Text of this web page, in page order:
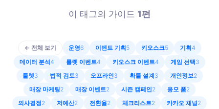
이 태그의 가이드 1편
← 전체 보기 운영6 이벤트 기획5 키오스크5 기획4
데이터 분석4 룰렛 이벤트4 키오스크 이벤트4 게임 선택3
룰렛3 법적 검토3 오프라인3 확률 설계3 개인정보2
매장 마케팅2 매장 이벤트2 시즌 캠페인2 응모 폼2
의사결정2 저예산2 전환율2 체크리스트2 카카오 채널2